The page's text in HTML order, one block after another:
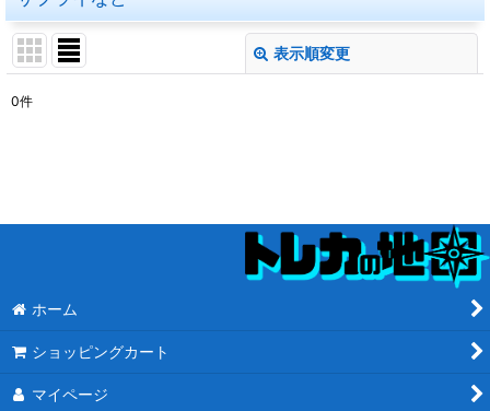
表示順変更
絞り込む
0件
ホーム
ショッピングカート
マイページ